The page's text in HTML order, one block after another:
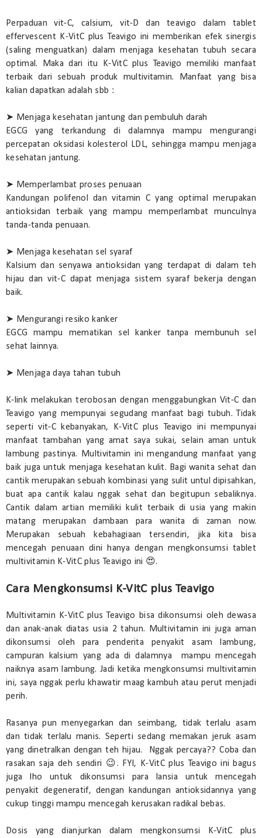
Perpaduan vit-C, calsium, vit-D dan teavigo dalam tablet
effervescent K-VitC plus Teavigo ini memberikan efek sinergis
(saling menguatkan) dalam menjaga kesehatan tubuh secara
optimal. Maka dari itu K-VitC plus Teavigo memiliki manfaat
terbaik dari sebuah produk multivitamin. Manfaat yang bisa
kalian dapatkan adalah sbb :
➤ Menjaga kesehatan jantung dan pembuluh darah
EGCG yang terkandung di dalamnya mampu mengurangi
percepatan oksidasi kolesterol LDL, sehingga mampu menjaga
kesehatan jantung.
➤ Memperlambat proses penuaan
Kandungan polifenol dan vitamin C yang optimal merupakan
antioksidan terbaik yang mampu memperlambat munculnya
tanda-tanda penuaan.
➤ Menjaga kesehatan sel syaraf
Kalsium dan senyawa antioksidan yang terdapat di dalam teh
hijau dan vit-C dapat menjaga sistem syaraf bekerja dengan
baik.
➤ Mengurangi resiko kanker
EGCG mampu mematikan sel kanker tanpa membunuh sel
sehat lainnya.
➤ Menjaga daya tahan tubuh
K-link melakukan terobosan dengan menggabungkan Vit-C dan
Teavigo yang mempunyai segudang manfaat bagi tubuh. Tidak
seperti vit-C kebanyakan, K-VitC plus Teavigo ini mempunyai
manfaat tambahan yang amat saya sukai, selain aman untuk
lambung pastinya. Multivitamin ini mengandung manfaat yang
baik juga untuk menjaga kesehatan kulit. Bagi wanita sehat dan
cantik merupakan sebuah kombinasi yang sulit untul dipisahkan,
buat apa cantik kalau nggak sehat dan begitupun sebaliknya.
Cantik dalam artian memiliki kulit terbaik di usia yang makin
matang merupakan dambaan para wanita di zaman now.
Merupakan sebuah kebahagiaan tersendiri, jika kita bisa
mencegah penuaan dini hanya dengan mengkonsumsi tablet
multivitamin K-VitC plus Teavigo ini 😍.
Cara Mengkonsumsi K-VitC plus Teavigo
Multivitamin K-VitC plus Teavigo bisa dikonsumsi oleh dewasa
dan anak-anak diatas usia 2 tahun. Multivitamin ini juga aman
dikonsumsi oleh para penderita penyakit asam lambung,
campuran kalsium yang ada di dalamnya mampu mencegah
naiknya asam lambung. Jadi ketika mengkonsumsi multivitamin
ini, saya nggak perlu khawatir maag kambuh atau perut menjadi
perih.
Rasanya pun menyegarkan dan seimbang, tidak terlalu asam
dan tidak terlalu manis. Seperti sedang memakan jeruk asam
yang dinetralkan dengan teh hijau. Nggak percaya?? Coba dan
rasakan saja deh sendiri 😉. FYI, K-VitC plus Teavigo ini bagus
juga lho untuk dikonsumsi para lansia untuk mencegah
penyakit degeneratif, dengan kandungan antioksidannya yang
cukup tinggi mampu mencegah kerusakan radikal bebas.
Dosis yang dianjurkan dalam mengkonsumsi K-VitC plus